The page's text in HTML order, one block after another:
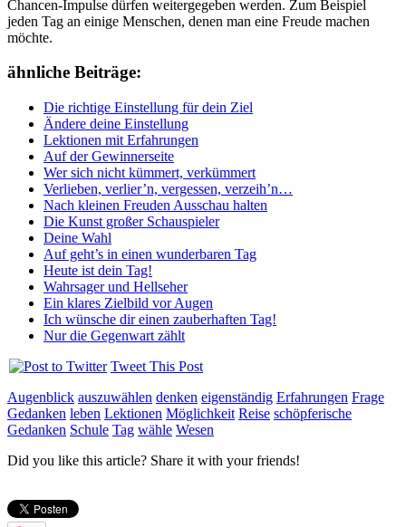
Chancen-Impulse dürfen weitergegeben werden. Zum Beispiel
jeden Tag an einige Menschen, denen man eine Freude machen
möchte.
ähnliche Beiträge:
Die richtige Einstellung für dein Ziel
Ändere deine Einstellung
Lektionen mit Erfahrungen
Auf der Gewinnerseite
Wer sich nicht kümmert, verkümmert
Verlieben, verlier’n, vergessen, verzeih’n…
Nach kleinen Freuden Ausschau halten
Die Kunst großer Schauspieler
Deine Wahl
Auf geht’s in einen wunderbaren Tag
Heute ist dein Tag!
Wahrsager und Hellseher
Ein klares Zielbild vor Augen
Ich wünsche dir einen zauberhaften Tag!
Nur die Gegenwart zählt
Tweet This Post
Augenblick auszuwählen denken eigenständig Erfahrungen Frage
Gedanken leben Lektionen Möglichkeit Reise schöpferische
Gedanken Schule Tag wähle Wesen
Did you like this article? Share it with your friends!